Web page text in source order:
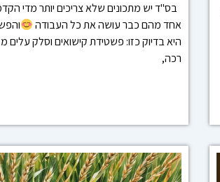
בס"ד יש מתכונים שלא צריכים יותר מדי
אחד מהם כבר עושה את כל העבודה
היא בדיוק כזו: פשטידת קישואים וסלק עלים
רכה,